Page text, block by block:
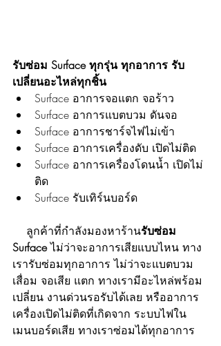
รับซ่อม Surface ทุกรุ่น ทุกอาการ รับ
เปลี่ยนอะไหล่ทุกชิ้น
Surface อาการจอแตก จอร้าว
Surface อาการแบตบวม ดันจอ
Surface อาการชาร์จไฟไม่เข้า
Surface อาการเครื่องดับ เปิดไม่ติด
Surface อาการเครื่องโดนน้ำ เปิดไม่
ติด
Surface รับเทิร์นบอร์ด
    ลูกค้าที่กำลังมองหาร้าน
รับซ่อม
Surface ไม่ว่าจะอาการเสียแบบไหน ทาง
เรารับซ่อมทุกอาการ ไม่ว่าจะแบตบวม
เสื่อม จอเสีย แตก ทางเรามีอะไหล่พร้อม
เปลี่ยน งานด่วนรอรับได้เลย หรืออาการ
เครื่องเปิดไม่ติดที่เกิดจาก ระบบไฟใน
เมนบอร์ดเสีย ทางเราซ่อมได้ทุกอาการ